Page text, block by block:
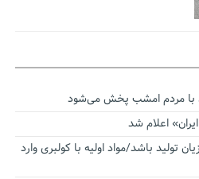
با مردم امشب پخش می‌شود
اعلام شد
تولید باشد/مواد اولیه با کولبری وارد